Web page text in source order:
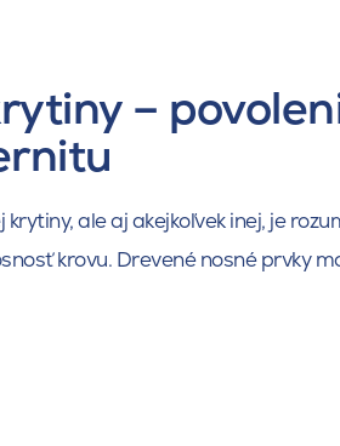
–
ale aj akejkoľvek inej, je
krovu. Drevené nosné prvky